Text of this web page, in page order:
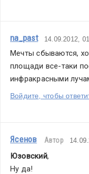
na_past 14.09.2012,
Мечты сбываются,
площади все-таки
инфракрасными
Войдите, чтобы
Ясенов Автор
Юзовский,
Ну да!